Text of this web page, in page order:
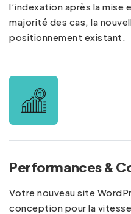
l’indexation après la mise
majorité des cas, la
positionnement existant.
Performances &
Votre nouveau site
conception pour la